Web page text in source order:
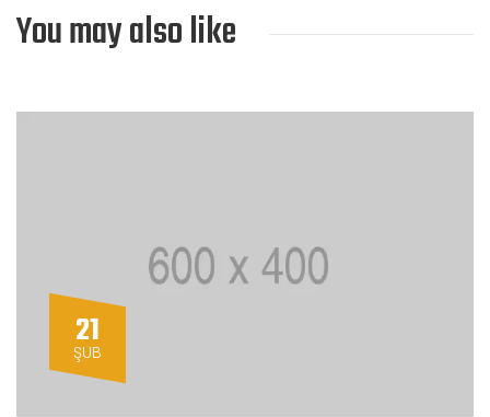
You may also like
21
ŞUB